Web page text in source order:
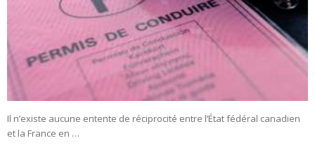
Il n’existe aucune entente de réciprocité entre l’État fédéral canadien
et la France en …